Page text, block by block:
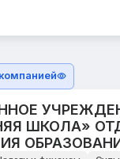
ШКОЛА»